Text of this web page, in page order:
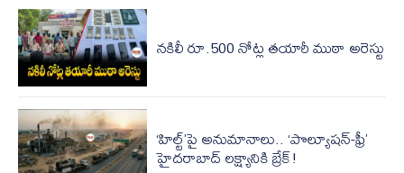
నకిలీ రూ.500 నోట్ల తయారీ ముఠా అరెస్టు
‘హిల్ట్‌’పై అనుమానాలు.. ‘పొల్యూషన్-ఫ్రీ’
హైదరాబాద్ లక్ష్యానికి బ్రేక్!